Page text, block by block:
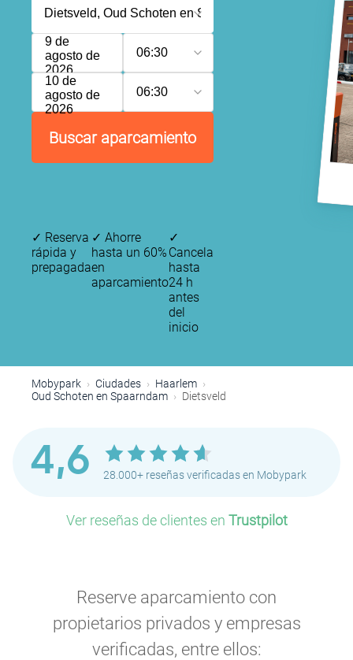
9 de
agosto de
2026
06:30
10 de
agosto de
2026
06:30
Buscar aparcamiento
✓ Reserva
rápida y
prepagada
✓ Ahorre
hasta un 60%
en
aparcamiento
✓
Cancela
hasta
24 h
antes
del
inicio
Mobypark Ciudades
Haarlem
Oud Schoten en Spaarndam
Dietsveld
4,6 28.000+ reseñas verificadas en Mobypark
Ver reseñas de clientes en Trustpilot
Reserve aparcamiento con
propietarios privados y empresas
verificadas, entre ellos: